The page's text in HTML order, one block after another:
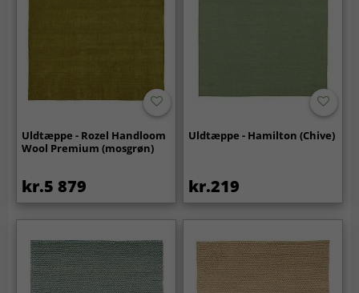
Uldtæppe - Rozel Handloom
Wool Premium (mosgrøn)
kr.5 879
Uldtæppe - Hamilton (Chive)
kr.219